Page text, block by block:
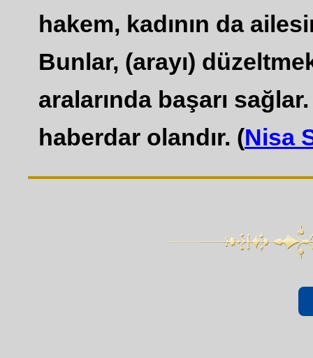
hakem, kadının da
Bunlar, (arayı)
aralarında başarı
haberdar olandır. (Nisa